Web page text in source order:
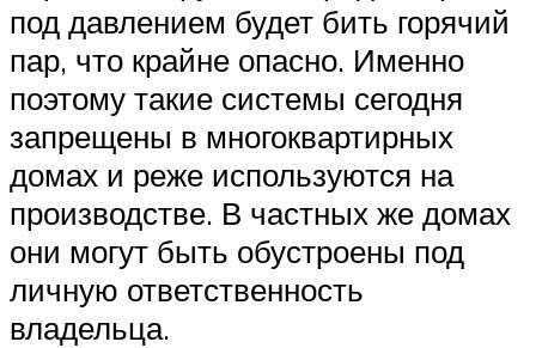
под давлением будет бить горячий
пар, что крайне опасно. Именно
поэтому такие системы сегодня
запрещены в многоквартирных
домах и реже используются на
производстве. В частных же домах
они могут быть обустроены под
личную ответственность
владельца.